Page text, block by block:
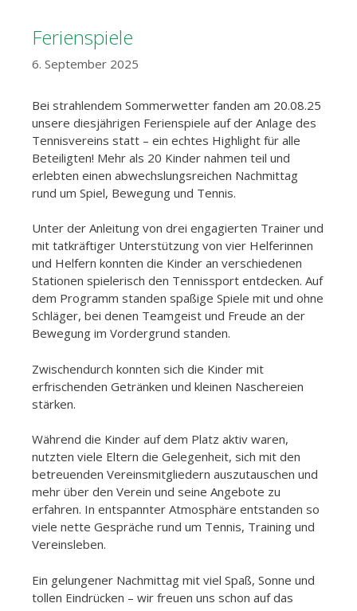
Ferienspiele
6. September 2025
Bei strahlendem Sommerwetter fanden am 20.08.25
unsere diesjährigen Ferienspiele auf der Anlage des
Tennisvereins statt – ein echtes Highlight für alle
Beteiligten! Mehr als 20 Kinder nahmen teil und
erlebten einen abwechslungsreichen Nachmittag
rund um Spiel, Bewegung und Tennis.
Unter der Anleitung von drei engagierten Trainer und
mit tatkräftiger Unterstützung von vier Helferinnen
und Helfern konnten die Kinder an verschiedenen
Stationen spielerisch den Tennissport entdecken. Auf
dem Programm standen spaßige Spiele mit und ohne
Schläger, bei denen Teamgeist und Freude an der
Bewegung im Vordergrund standen.
Zwischendurch konnten sich die Kinder mit
erfrischenden Getränken und kleinen Naschereien
stärken.
Während die Kinder auf dem Platz aktiv waren,
nutzten viele Eltern die Gelegenheit, sich mit den
betreuenden Vereinsmitgliedern auszutauschen und
mehr über den Verein und seine Angebote zu
erfahren. In entspannter Atmosphäre entstanden so
viele nette Gespräche rund um Tennis, Training und
Vereinsleben.
Ein gelungener Nachmittag mit viel Spaß, Sonne und
tollen Eindrücken – wir freuen uns schon auf das